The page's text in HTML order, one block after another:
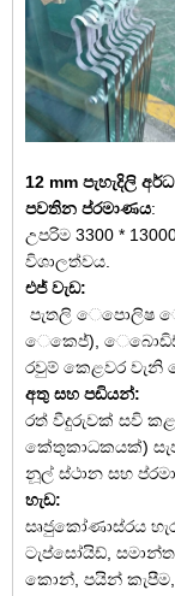
12 mm පැහැදිලි
පවතින ප්රමාණය:
උපරිම 3300 *
විශාලත්වය.
එජ් වැඩ:
පැතලි ෙපොලිෂ
ෙකෙජ්), ෙබොඩිඩ්
රවුම් කෙළවර වැනි
අතු සහ පඩියන්:
රත් වීදුරුවක් සවි
කේතුකාධකයක්)
නූල් ස්ථාන සහ
හැඩ:
සෘජුකෝණාස්රය
ටැප්සෝයිඩ්,
කොන්, පයින්